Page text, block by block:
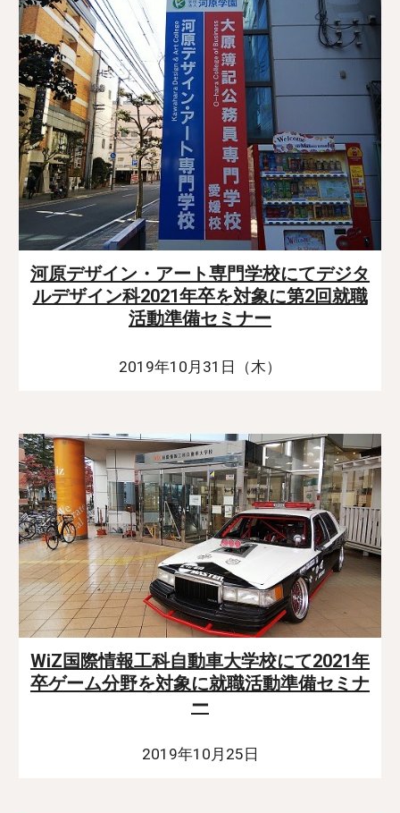
河原デザイン・アート専門学校にてデジタ
ルデザイン科2021年卒を対象に第2回就職
活動準備セミナー
2019年10月31日（木）
WiZ国際情報工科自動車大学校にて2021年
卒ゲーム分野を対象に就職活動準備セミナ
ー
2019年10月25日